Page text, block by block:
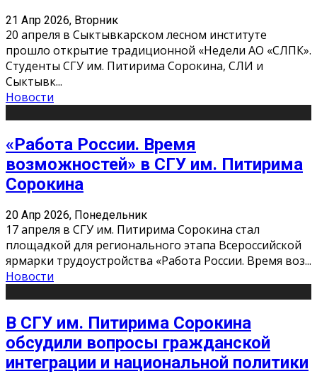
21 Апр 2026, Вторник
20 апреля в Сыктывкарском лесном институте
прошло открытие традиционной «Недели АО «СЛПК».
Студенты СГУ им. Питирима Сорокина, СЛИ и
Сыктывк...
Новости
«Работа России. Время
возможностей» в СГУ им. Питирима
Сорокина
20 Апр 2026, Понедельник
17 апреля в СГУ им. Питирима Сорокина стал
площадкой для регионального этапа Всероссийской
ярмарки трудоустройства «Работа России. Время воз...
Новости
В СГУ им. Питирима Сорокина
обсудили вопросы гражданской
интеграции и национальной политики